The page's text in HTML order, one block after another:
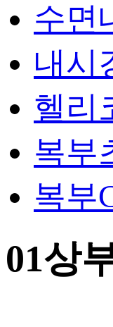
수면
내시
헬리
복부
복부
01상